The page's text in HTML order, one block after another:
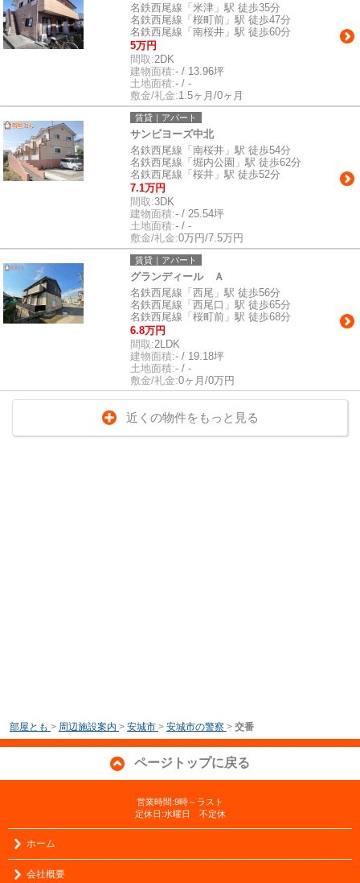
名鉄西尾線「米津」駅 徒歩35分
名鉄西尾線「桜町前」駅 徒歩47分
名鉄西尾線「南桜井」駅 徒歩60分
5万円
間取:2DK
建物面積:- / 13.96坪
土地面積:- / -
敷金/礼金:1.5ヶ月/0ヶ月
賃貸｜アパート
サンビヨーズ中北
名鉄西尾線「南桜井」駅 徒歩54分
名鉄西尾線「堀内公園」駅 徒歩62分
名鉄西尾線「桜井」駅 徒歩52分
7.1万円
間取:3DK
建物面積:- / 25.54坪
土地面積:- / -
敷金/礼金:0万円/7.5万円
賃貸｜アパート
グランディール Ａ
名鉄西尾線「西尾」駅 徒歩56分
名鉄西尾線「西尾口」駅 徒歩65分
名鉄西尾線「桜町前」駅 徒歩68分
6.8万円
間取:2LDK
建物面積:- / 19.18坪
土地面積:- / -
敷金/礼金:0ヶ月/0万円
近くの物件をもっと見る
部屋とも > 周辺施設案内 > 安城市 > 安城市の警察 > 交番
ページトップに戻る
営業時間:9時～ラスト
定休日:水曜日 不定休
ホーム
会社概要